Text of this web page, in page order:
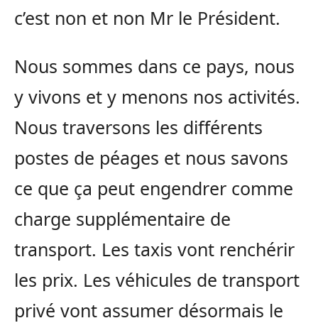
c’est non et non Mr le Président.
Nous sommes dans ce pays, nous
y vivons et y menons nos activités.
Nous traversons les différents
postes de péages et nous savons
ce que ça peut engendrer comme
charge supplémentaire de
transport. Les taxis vont renchérir
les prix. Les véhicules de transport
privé vont assumer désormais le